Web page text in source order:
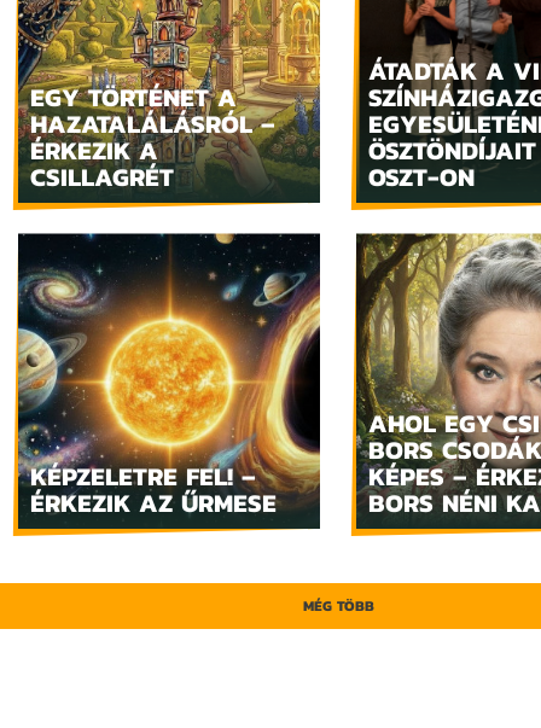
EGY TÖRTÉNET A
HAZATALÁLÁSRÓL –
ÉRKEZIK A
CSILLAGRÉT
ÁTADTÁK A
OSZT-ON
KÉPZELETRE FEL! –
ÉRKEZIK AZ ŰRMESE
AHOL EGY
BORS
KÉPES –
BORS NÉNI
MÉG TÖBB